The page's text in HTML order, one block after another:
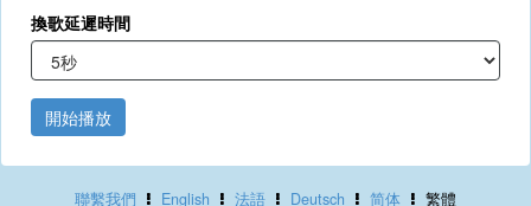
換歌延遲時間
開始播放
聯繫我們 English 法語 Deutsch 简体 繁體